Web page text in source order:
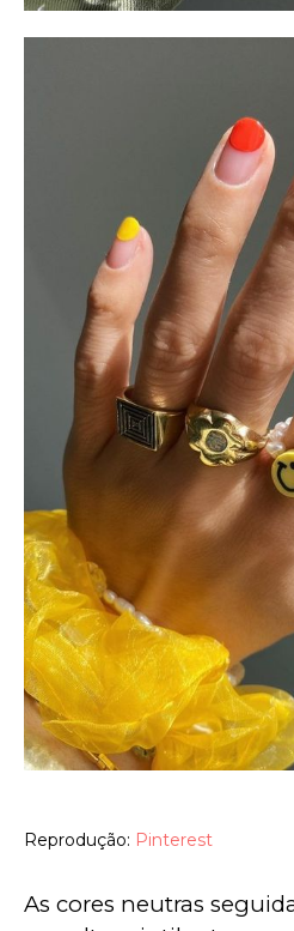
Reprodução: Pinterest
As cores neutras